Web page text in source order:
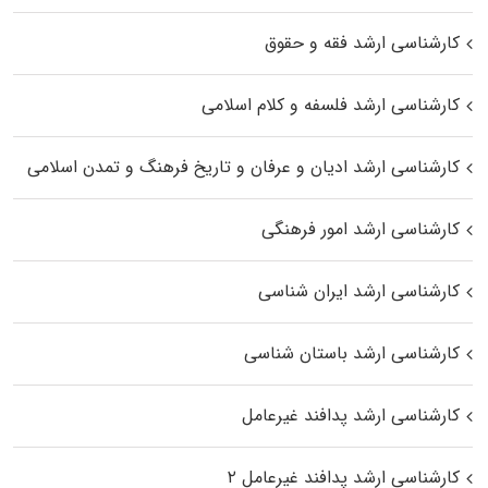
کارشناسی ارشد فقه و حقوق
کارشناسی ارشد فلسفه و کلام اسلامی
کارشناسی ارشد ادیان و عرفان و تاریخ فرهنگ و تمدن اسلامی
کارشناسی ارشد امور فرهنگی
کارشناسی ارشد ایران شناسی
کارشناسی ارشد باستان شناسی
کارشناسی ارشد پدافند غیرعامل
کارشناسی ارشد پدافند غیرعامل ۲